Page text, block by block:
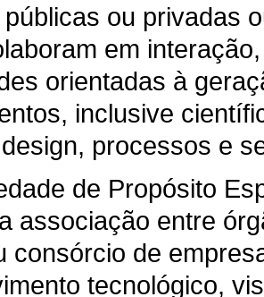
ou privadas
em
orientadas à
inclusive
processos e
de Propósito
associação entre
consórcio de
tecnológico,